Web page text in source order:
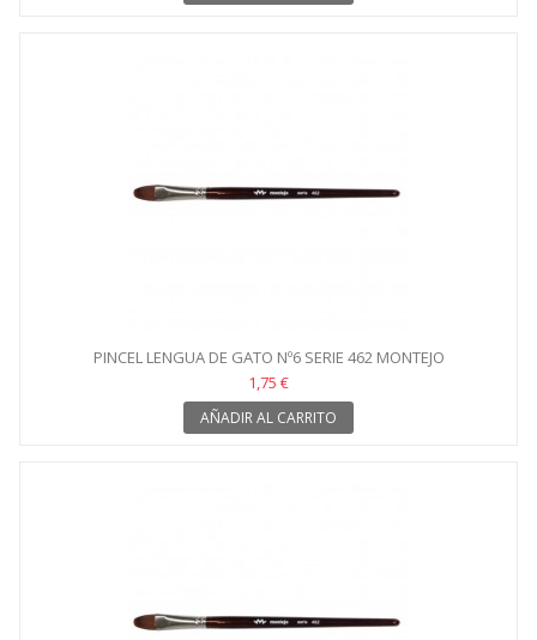
PINCEL LENGUA DE GATO Nº6 SERIE 462 MONTEJO
1,75 €
AÑADIR AL CARRITO